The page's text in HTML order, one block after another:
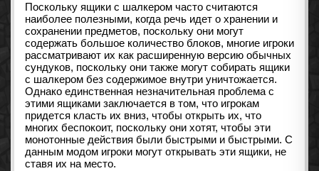
Поскольку ящики с шалкером часто считаются
наиболее полезными, когда речь идет о хранении и
сохранении предметов, поскольку они могут
содержать большое количество блоков, многие игроки
рассматривают их как расширенную версию обычных
сундуков, поскольку они также могут собирать ящики
с шалкером без содержимое внутри уничтожается.
Однако единственная незначительная проблема с
этими ящиками заключается в том, что игрокам
придется класть их вниз, чтобы открыть их, что
многих беспокоит, поскольку они хотят, чтобы эти
монотонные действия были быстрыми и быстрыми. С
данным модом игроки могут открывать эти ящики, не
ставя их на место.